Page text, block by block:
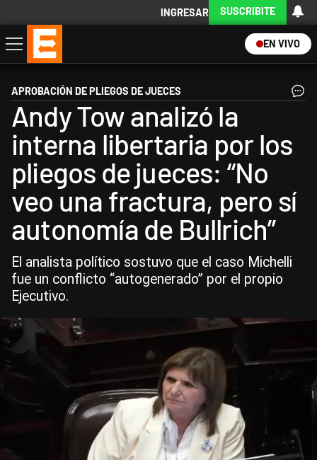
INGRESAR SUSCRIBITE
EN VIVO
Economía
Política
Internacional
Actualidad
Descargá la App
APROBACIÓN DE PLIEGOS DE JUECES
Andy Tow analizó la
interna libertaria por los
pliegos de jueces: “No
veo una fractura, pero sí
autonomía de Bullrich”
El analista político sostuvo que el caso Michelli
fue un conflicto “autogenerado” por el propio
Ejecutivo.